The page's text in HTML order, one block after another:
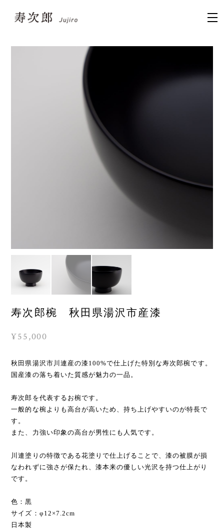
寿次郎椀 秋田県湯沢市産漆
¥55,000
秋田県湯沢市川連産の漆100%で仕上げた特別な寿次郎椀です。
国産漆の落ち着いた質感が魅力の一品。
寿次郎を代表するお椀です。
一般的な椀よりも高台が高いため、持ち上げやすいのが特長で
す。
また、力強い印象の高台が男性にも人気です。
川連塗りの特徴である花塗りで仕上げることで、漆の被膜が損
なわれずに強さが保たれ、漆本来の優しい光沢を持つ仕上がり
です。
色：黒
サイズ：φ12×7.2cm
日本製